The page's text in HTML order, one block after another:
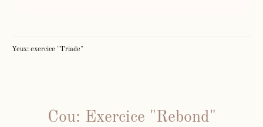
Yeux: exercice "Triade"
Cou: Exercice "Rebond"